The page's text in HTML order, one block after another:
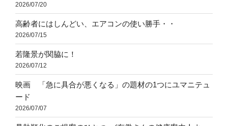
2026/07/20
高齢者にはしんどい、エアコンの使い勝手・・
2026/07/15
若隆景が関脇に！
2026/07/12
映画 「急に具合が悪くなる」の題材の1つにユマニテュ
ード
2026/07/07